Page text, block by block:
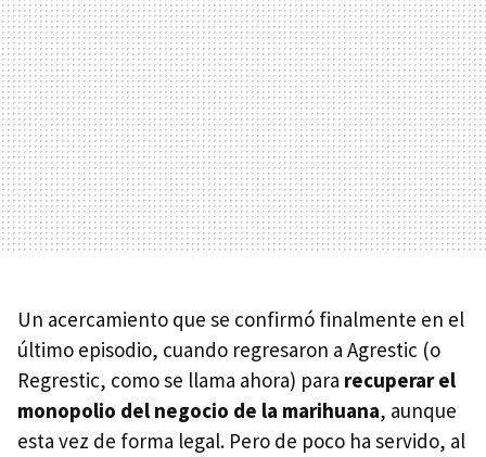
Un acercamiento que se confirmó finalmente en el
último episodio, cuando regresaron a Agrestic (o
Regrestic, como se llama ahora) para recuperar el
monopolio del negocio de la marihuana, aunque
esta vez de forma legal. Pero de poco ha servido, al